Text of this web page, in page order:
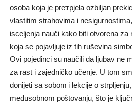
osoba koja je pretrpjela ozbiljan
vlastitim strahovima i
isceljenja nauči kako biti otvorena za
koja se pojavljuje iz tih ruševina
Ovi pojedinci su naučili da ljubav ne
za rast i zajedničko učenje. U tom
donijeti sa sobom i lekcije o
međusobnom poštovanju, što je